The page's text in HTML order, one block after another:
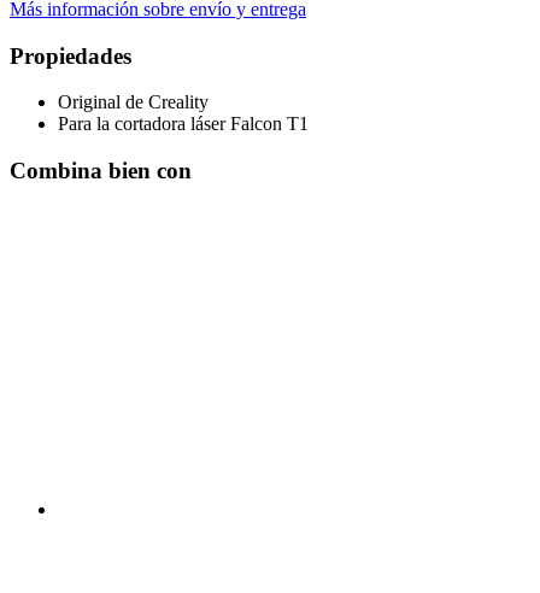
Más información sobre envío y entrega
Propiedades
Original de Creality
Para la cortadora láser Falcon T1
Combina bien con